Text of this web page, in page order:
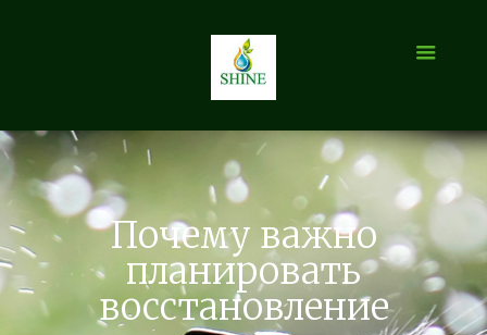
Почему важно
планировать
восстановление